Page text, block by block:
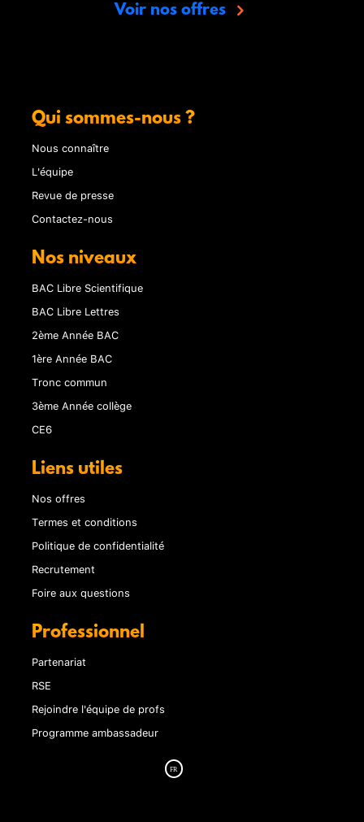
Voir nos offres
Qui sommes-nous ?
Nous connaître
L'équipe
Revue de presse
Contactez-nous
Nos niveaux
BAC Libre Scientifique
BAC Libre Lettres
2ème Année BAC
1ère Année BAC
Tronc commun
3ème Année collège
CE6
Liens utiles
Nos offres
Termes et conditions
Politique de confidentialité
Recrutement
Foire aux questions
Professionnel
Partenariat
RSE
Rejoindre l'équipe de profs
Programme ambassadeur